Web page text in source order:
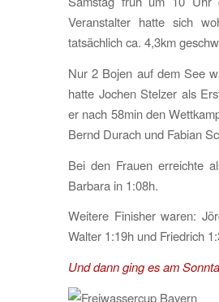
Veranstalter hatte sich
tatsächlich ca. 4,3km
Nur 2 Bojen auf dem See
hatte Jochen Stelzer als
er nach 58min den
Bernd Durach und Fabian
Bei den Frauen erreichte
Barbara in 1:08h.
Weitere Finisher waren:
Walter 1:19h und Friedrich
Und dann ging es am